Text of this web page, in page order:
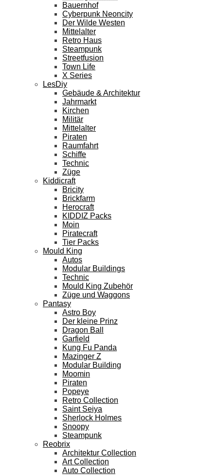
Bauernhof
Cyberpunk Neoncity
Der Wilde Westen
Mittelalter
Retro Haus
Steampunk
Streetfusion
Town Life
X Series
LesDiy
Gebäude & Architektur
Jahrmarkt
Kirchen
Militär
Mittelalter
Piraten
Raumfahrt
Schiffe
Technic
Züge
Kiddicraft
Bricity
Brickfarm
Herocraft
KIDDIZ Packs
Moin
Piratecraft
Tier Packs
Mould King
Autos
Modular Buildings
Technic
Mould King Zubehör
Züge und Waggons
Pantasy
Astro Boy
Der kleine Prinz
Dragon Ball
Garfield
Kung Fu Panda
Mazinger Z
Modular Building
Moomin
Piraten
Popeye
Retro Collection
Saint Seiya
Sherlock Holmes
Snoopy
Steampunk
Reobrix
Architektur Collection
Art Collection
Auto Collection